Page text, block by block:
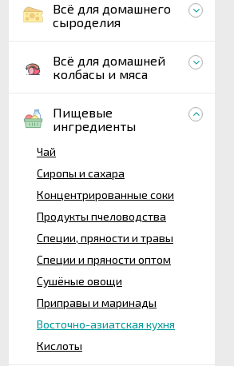
Всё для домашнего
сыроделия
Всё для домашней
колбасы и мяса
Пищевые
ингредиенты
Чай
Сиропы и сахара
Концентрированные соки
Продукты пчеловодства
Специи, пряности и травы
Специи и пряности оптом
Сушёные овощи
Приправы и маринады
Восточно-азиатская кухня
Кислоты